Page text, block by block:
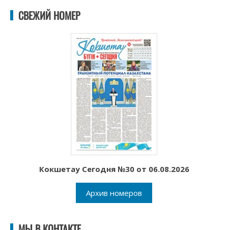
СВЕЖИЙ НОМЕР
Кокшетау Сегодня №30 от 06.08.2026
Архив номеров